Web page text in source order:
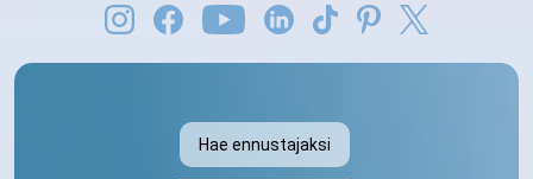
Hae ennustajaksi